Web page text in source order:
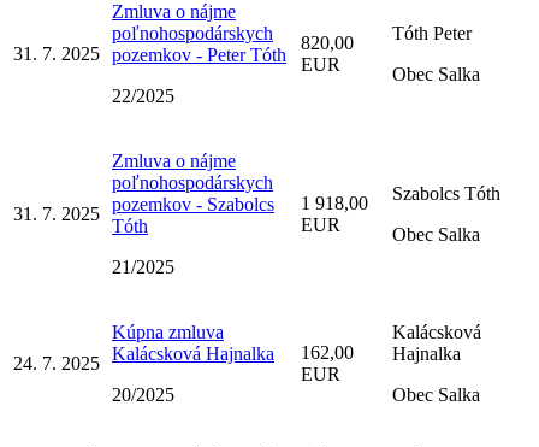
31. 7. 2025
Zmluva o nájme
poľnohospodárskych
pozemkov - Peter Tóth
22/2025
820,00
EUR
Tóth Peter
Obec Salka
31. 7. 2025
Zmluva o nájme
poľnohospodárskych
pozemkov - Szabolcs
Tóth
21/2025
1 918,00
EUR
Szabolcs Tóth
Obec Salka
24. 7. 2025
Kúpna zmluva
Kalácsková Hajnalka
20/2025
162,00
EUR
Kalácsková
Hajnalka
Obec Salka